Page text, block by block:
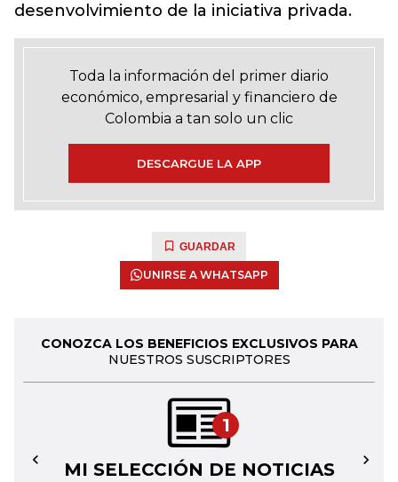
desenvolvimiento de la iniciativa privada.
Toda la información del primer diario
económico, empresarial y financiero de
Colombia a tan solo un clic
DESCARGUE LA APP
GUARDAR
UNIRSE A WHATSAPP
CONOZCA LOS BENEFICIOS EXCLUSIVOS PARA
NUESTROS SUSCRIPTORES
1
MI SELECCIÓN DE NOTICIAS
← →